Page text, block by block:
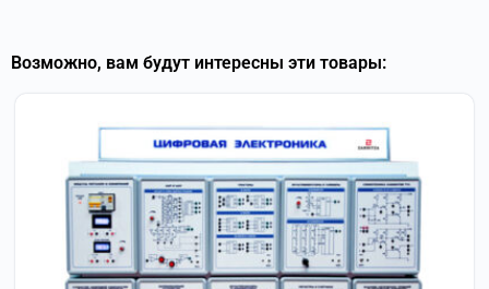
Возможно, вам будут интересны эти товары: